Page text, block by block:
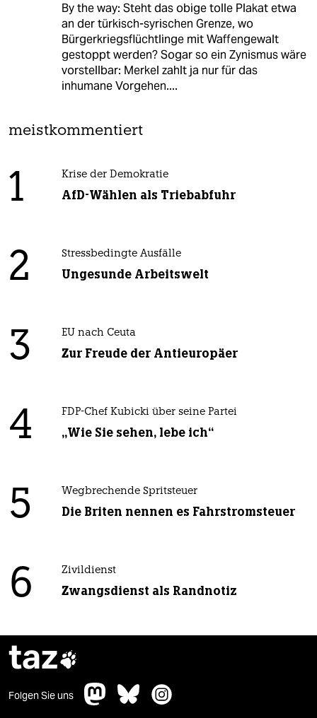
By the way: Steht das obige tolle Plakat etwa
an der türkisch-syrischen Grenze, wo
Bürgerkriegsflüchtlinge mit Waffengewalt
gestoppt werden? Sogar so ein Zynismus wäre
vorstellbar: Merkel zahlt ja nur für das
inhumane Vorgehen....
meistkommentiert
1 Krise der Demokratie
AfD-Wählen als Triebabfuhr
2 Stressbedingte Ausfälle
Ungesunde Arbeitswelt
3 EU nach Ceuta
Zur Freude der Antieuropäer
4 FDP-Chef Kubicki über seine Partei
„Wie Sie sehen, lebe ich“
5 Wegbrechende Spritsteuer
Die Briten nennen es Fahrstromsteuer
6 Zivildienst
Zwangsdienst als Randnotiz
taz
Folgen Sie uns